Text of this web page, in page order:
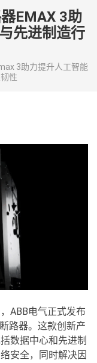
EMAX 3助
先进制造行
3助力提升人工智能
性
ABB电气正式发布
路器。这款创新产
数据中心和先进制
安全，同时解决因